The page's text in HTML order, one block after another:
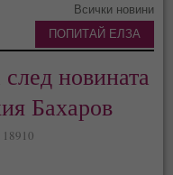
Всички новини
новината
Бахаров
ПОПИТАЙ ЕЛЗА